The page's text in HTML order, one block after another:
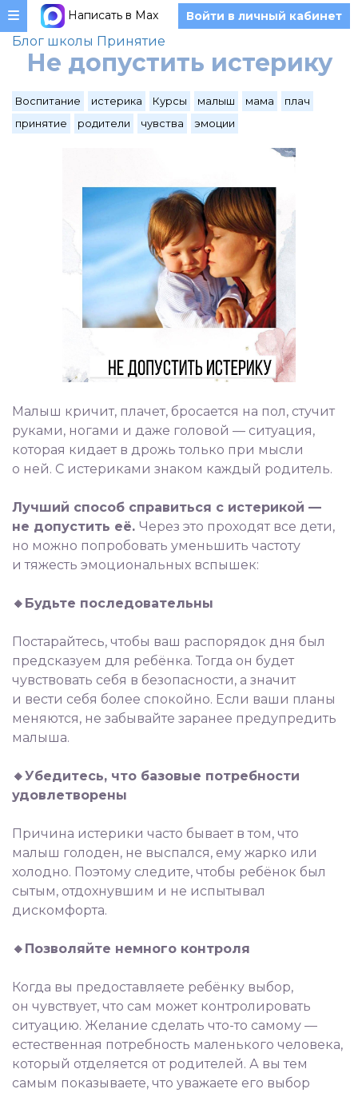
Написать в Max Войти в личный кабинет
Блог школы Принятие
Не допустить истерику
Воспитание истерика Курсы малыш мама
плач
принятие
родители чувства эмоции
Малыш кричит, плачет, бросается на пол, стучит
руками, ногами и даже головой — ситуация,
которая кидает в дрожь только при мысли
о ней. С истериками знаком каждый родитель.
Лучший способ справиться с истерикой —
не допустить её. Через это проходят все дети,
но можно попробовать уменьшить частоту
и тяжесть эмоциональных вспышек:
🔸Будьте последовательны
Постарайтесь, чтобы ваш распорядок дня был
предсказуем для ребёнка. Тогда он будет
чувствовать себя в безопасности, а значит
и вести себя более спокойно. Если ваши планы
меняются, не забывайте заранее предупредить
малыша.
🔸Убедитесь, что базовые потребности
удовлетворены
Причина истерики часто бывает в том, что
малыш голоден, не выспался, ему жарко или
холодно. Поэтому следите, чтобы ребёнок был
сытым, отдохнувшим и не испытывал
дискомфорта.
🔸Позволяйте немного контроля
Когда вы предоставляете ребёнку выбор,
он чувствует, что сам может контролировать
ситуацию. Желание сделать что-то самому —
естественная потребность маленького человека,
который отделяется от родителей. А вы тем
самым показываете, что уважаете его выбор